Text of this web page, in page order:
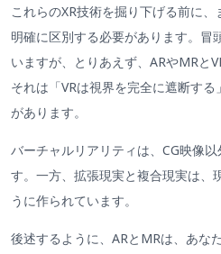
これらのXR技術を掘り下げる前に
明確に区別する必要があります。冒
いますが、とりあえず、ARやMRと
それは「VRは視界を完全に遮断す
があります。
バーチャルリアリティは、CG映像
す。一方、拡張現実と複合現実は、
うに作られています。
後述するように、ARとMRは、あな